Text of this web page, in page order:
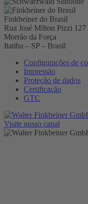
Finkbeiner do Brasil
Rua José Milton Pizzi 127
Morrão da Força
Itatiba – SP – Brasil
Configurações de
Impressão
Proteção de dados
Certificação
GTC
Visite nosso canal